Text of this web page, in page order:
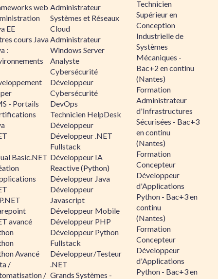
web
EE
cours Java
:
- Portails
Basic.NET
avancé
Avancé
/
/
Administrateur
Systèmes et Réseaux
Cloud
Administrateur
Windows Server
Analyste
Cybersécurité
Développeur
Cybersécurité
DevOps
Technicien HelpDesk
Développeur
Développeur .NET
Fullstack
Développeur IA
Reactive (Python)
Développeur Java
Développeur
Javascript
Développeur Mobile
Développeur PHP
Développeur Python
Fullstack
Développeur/Testeur
.NET
Grands Systèmes -
Technicien
Supérieur en
Conception
Industrielle de
Systèmes
Mécaniques -
Bac+2 en continu
(Nantes)
Formation
Administrateur
d'Infrastructures
Sécurisées - Bac+3
en continu
(Nantes)
Formation
Concepteur
Développeur
d'Applications
Python - Bac+3 en
continu
(Nantes)
Formation
Concepteur
Développeur
d'Applications
Python - Bac+3 en